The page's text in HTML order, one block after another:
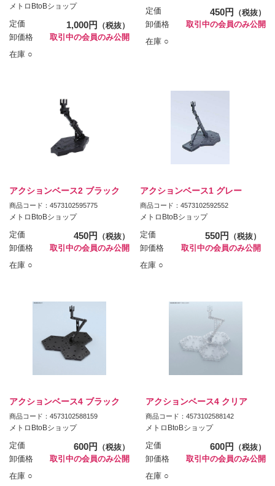
メトロBtoBショップ
定価 1,000円
（税抜）
卸価格
取引中の会員のみ公開
在庫 ○
定価 450円
（税抜）
卸価格
取引中の会員のみ公開
在庫 ○
アクションベース2 ブラック
商品コード：4573102595775
メトロBtoBショップ
定価 450円
（税抜）
卸価格
取引中の会員のみ公開
在庫 ○
アクションベース1 グレー
商品コード：4573102592552
メトロBtoBショップ
定価 550円
（税抜）
卸価格
取引中の会員のみ公開
在庫 ○
アクションベース4 ブラック
商品コード：4573102588159
メトロBtoBショップ
定価 600円
（税抜）
卸価格
取引中の会員のみ公開
在庫 ○
アクションベース4 クリア
商品コード：4573102588142
メトロBtoBショップ
定価 600円
（税抜）
卸価格
取引中の会員のみ公開
在庫 ○